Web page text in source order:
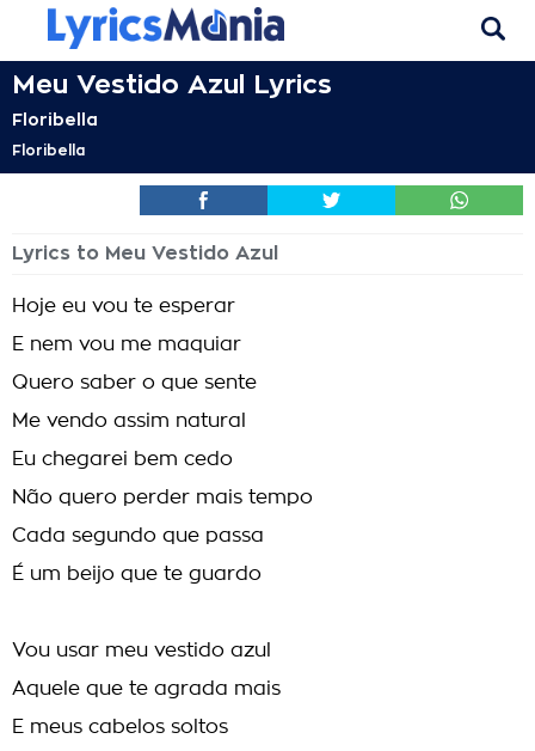
Meu Vestido Azul Lyrics
Floribella
Floribella
Lyrics to Meu Vestido Azul
Hoje eu vou te esperar
E nem vou me maquiar
Quero saber o que sente
Me vendo assim natural
Eu chegarei bem cedo
Não quero perder mais tempo
Cada segundo que passa
É um beijo que te guardo
Vou usar meu vestido azul
Aquele que te agrada mais
E meus cabelos soltos